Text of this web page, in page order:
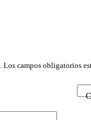
Los campos obligatorios